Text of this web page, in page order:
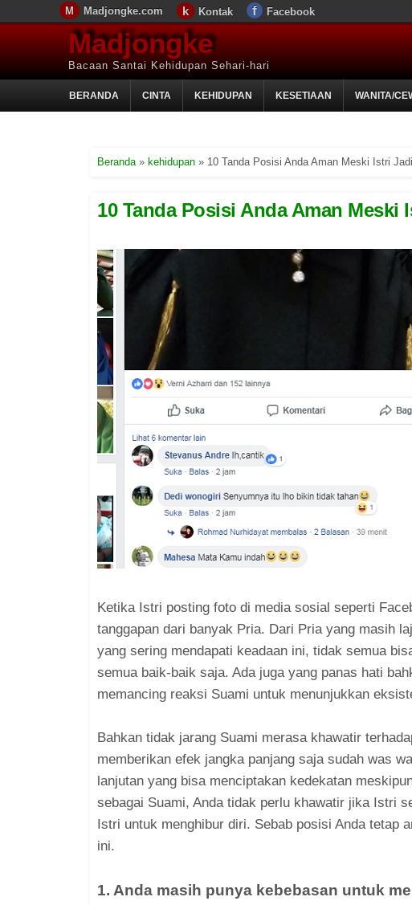
Madjongke.com Kontak Facebook
Madjongke
Bacaan Santai Kehidupan Sehari-hari
BERANDA CINTA KEHIDUPAN KESETIAAN WANITA/
Beranda» kehidupan » 10 Tanda Posisi Anda Aman Meski Istri
10 Tanda Posisi Anda Aman Meski
Ketika Istri posting foto di media sosial seperti
tanggapan dari banyak Pria. Dari Pria yang masih
yang sering mendapati keadaan ini, tidak semua
semua baik-baik saja. Ada juga yang panas hati
memancing reaksi Suami untuk menunjukkan
Bahkan tidak jarang Suami merasa khawatir
memberikan efek jangka panjang saja sudah was
lanjutan yang bisa menciptakan kedekatan
sebagai Suami, Anda tidak perlu khawatir jika Istri
Istri untuk menghibur diri. Sebab posisi Anda tetap
ini.
1. Anda masih punya kebebasan untuk